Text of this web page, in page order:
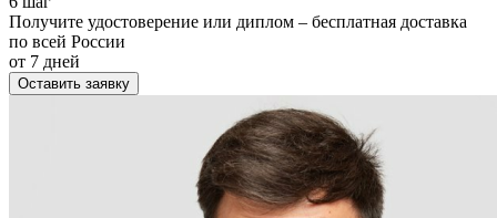
Получите удостоверение или диплом – бесплатная доставка
по всей России
от 7 дней
Оставить заявку